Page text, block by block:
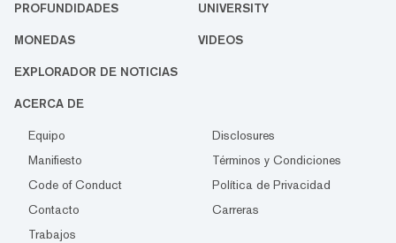
PROFUNDIDADES UNIVERSITY
MONEDAS VIDEOS
EXPLORADOR DE NOTICIAS
ACERCA DE
Equipo
Disclosures
Manifiesto
Términos y Condiciones
Code of Conduct
Política de Privacidad
Contacto
Carreras
Trabajos